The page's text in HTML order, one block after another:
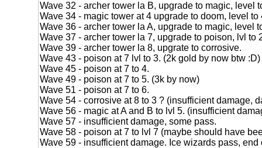
Wave 32 - archer tower la B, upgrade to magic, level
Wave 34 - magic tower at 4 upgrade to doom, level to
Wave 36 - archer tower la A, upgrade to magic, level
Wave 37 - archer tower la 7, upgrade to poison, lvl to
Wave 39 - archer tower la 8, upgrate to corrosive.
Wave 43 - poison at 7 lvl to 3. (2k gold by now btw :D)
Wave 45 - poison at 7 to 4.
Wave 49 - poison at 7 to 5. (3k by now)
Wave 51 - poison at 7 to 6.
Wave 54 - corrosive at 8 to 3 ? (insufficient damage,
Wave 56 - magic at A and B to lvl 5. (insufficient
Wave 57 - insufficient damage, some pass.
Wave 58 - poison at 7 to lvl 7 (maybe should have
Wave 59 - insufficient damage. Ice wizards pass, end